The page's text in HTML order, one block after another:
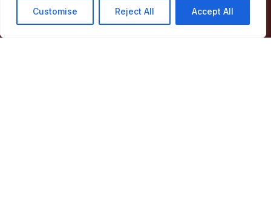
Customise Reject All Accept All
Turismo
Contactos